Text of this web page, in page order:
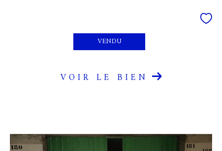
VENDU
VOIR LE BIEN